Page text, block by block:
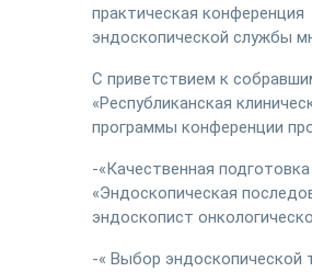
практическая
эндоскопической службы
С приветствием к
«Республиканская
программы конференции
-«Качественная
«Эндоскопическая
эндоскопист
-« Выбор эндоскопической